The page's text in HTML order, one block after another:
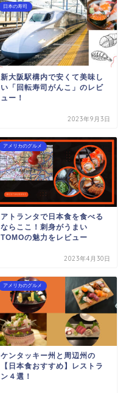
日本の寿司
新大阪駅構内で安くて美味し
い「回転寿司がんこ」のレビ
ュー！
2023年9月3日
アメリカのグルメ
アトランタで日本食を食べる
ならここ！刺身がうまい
TOMOの魅力をレビュー
2023年4月30日
アメリカのグルメ
ケンタッキー州と周辺州の
【日本食おすすめ】レストラ
ン４選！